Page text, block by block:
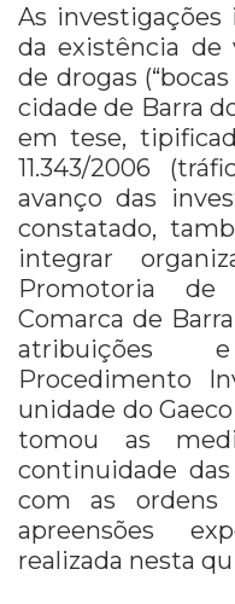
As investigações
da existência de
de drogas
cidade de Barra
em tese,
11.343/2006
avanço das
constatado,
integrar
Promotoria
Comarca de
atribuições
Procedimento
unidade do
tomou as
continuidade
com as ordens
apreensões
realizada nesta